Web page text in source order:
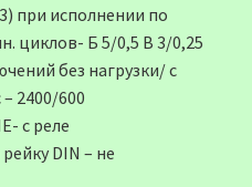
при исполнении по
циклов- Б 5/0,5 В 3/0,25
без нагрузки/ с
2400/600
с реле
DIN – не